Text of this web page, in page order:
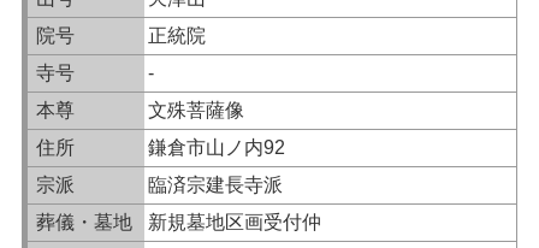
院号
正統院
寺号
-
本尊
文殊菩薩像
住所
鎌倉市山ノ内92
宗派
臨済宗建長寺派
葬儀・墓地
新規墓地区画受付仲